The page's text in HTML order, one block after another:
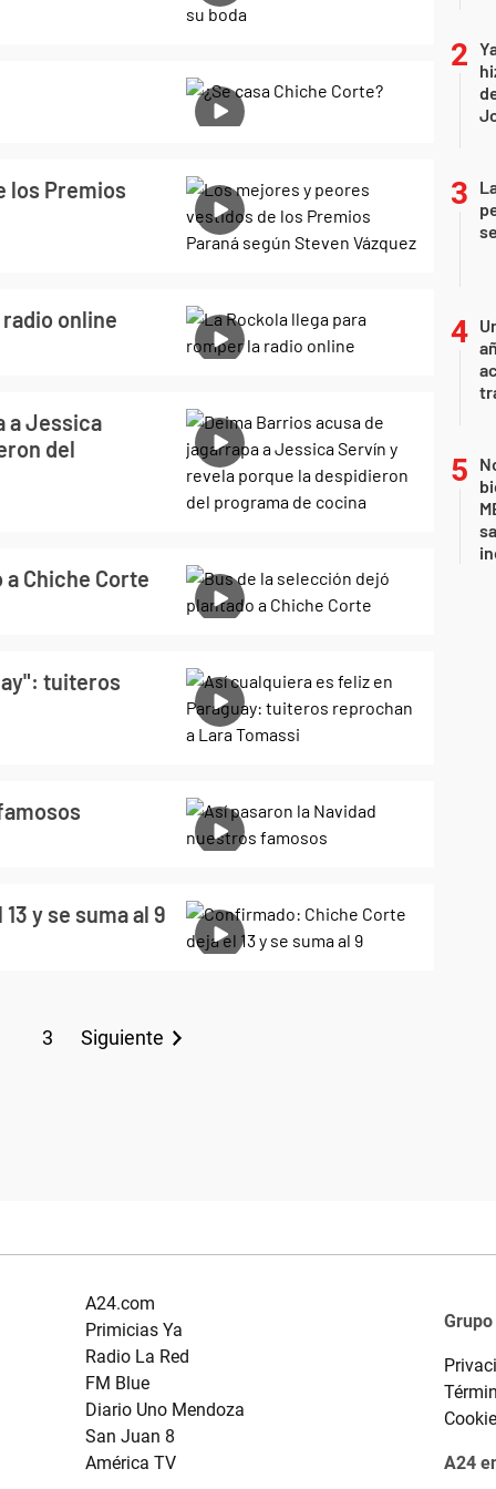
los Premios
online
a Jessica
del
Chiche Corte
tuiteros
y se suma al 9
3 Siguiente
A24.com
Primicias Ya
Radio La Red
FM Blue
Diario Uno Mendoza
San Juan 8
América TV
A24